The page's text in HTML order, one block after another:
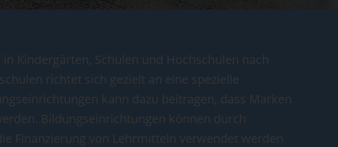
Kindergärten, Schulen und Hochschulen nach
richtet sich gezielt an eine spezielle
kann dazu beitragen, dass Marken
Bildungseinrichtungen können durch
Finanzierung von Lehrmitteln verwendet werden